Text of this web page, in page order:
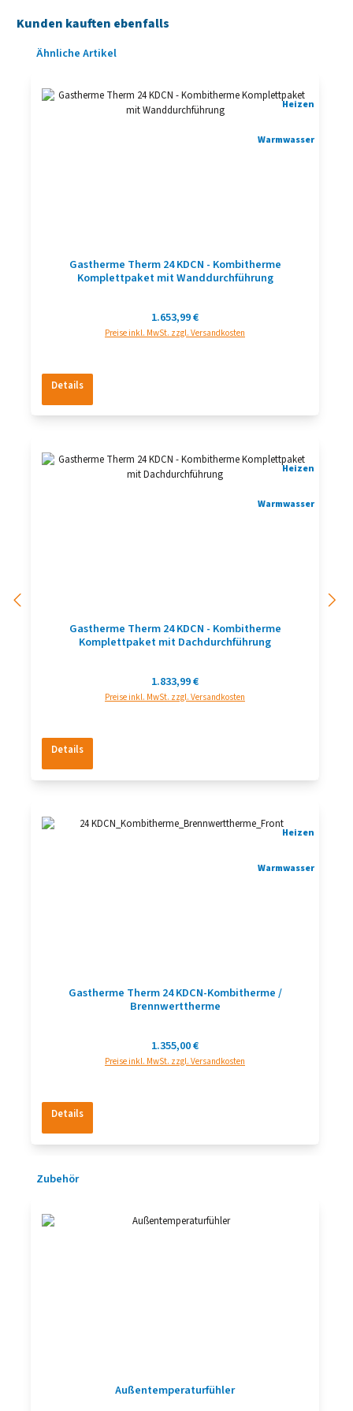
Kunden kauften ebenfalls
Produktgalerie überspringen
Ähnliche Artikel
Heizen
Warmwasser
Gastherme Therm 24 KDCN - Kombitherme
Komplettpaket mit Wanddurchführung
Regulärer Preis:
1.653,99 €
Preise inkl. MwSt. zzgl. Versandkosten
Details
Heizen
Warmwasser
Gastherme Therm 24 KDCN - Kombitherme
Komplettpaket mit Dachdurchführung
Regulärer Preis:
1.833,99 €
Preise inkl. MwSt. zzgl. Versandkosten
Details
Heizen
Warmwasser
Gastherme Therm 24 KDCN-Kombitherme /
Brennwerttherme
Regulärer Preis:
1.355,00 €
Preise inkl. MwSt. zzgl. Versandkosten
Details
Produktgalerie überspringen
Zubehör
Außentemperaturfühler